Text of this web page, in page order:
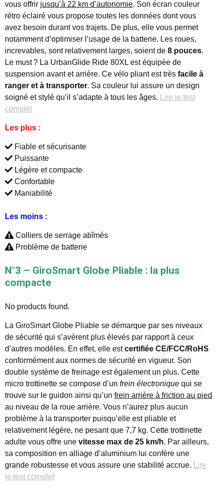
vous offrir jusqu’à 22 km d’autonomie. Son écran couleur
rétro éclairé vous propose toutes les données dont vous
avez besoin durant vos trajets. De plus, elle vous permet
notamment d’optimiser l’usage de la batterie. Les roues,
increvables, sont relativement larges, soient de 8 pouces.
Le must ? La UrbanGlide Ride 80XL est équipée de
suspension avant et arrière. Ce vélo pliant est très facile à
ranger et à transporter. Sa couleur lui assure un design
soigné et stylé qu’il s’adapte à tous les âges.
Lire le test
complet
Les plus :
Fiable et sécurisante
Puissante
Légère et compacte
Confortable
Maniabilité
Les moins :
Colliers de serrage abîmés
Problème de batterie
N°3 – GiroSmart Globe Pliable : la plus
compacte
No products found.
La GiroSmart Globe Pliable se démarque par ses niveaux
de sécurité qui s’avèrent plus élevés par rapport à ceux
d’autres modèles. En effet, elle estcertifiée CE/FCC/RoHS
conformément aux normes de sécurité en vigueur. Son
double système de freinage est également un plus. Cette
micro trottinette se compose d’un frein électronique qui se
trouve sur le guidon ainsi qu’un frein arrière à friction au pied
au niveau de la roue arrière. Vous n’aurez plus aucun
problème à la transporter puisqu’elle est pliable et
relativement légère, ne pesant que 7,7 kg. Cette trottinette
adulte vous offre une vitesse max de 25 km/h. Par ailleurs,
sa composition en alliage d’aluminium lui confère une
grande robustesse et vous assure une stabilité accrue.
Lire
le test complet